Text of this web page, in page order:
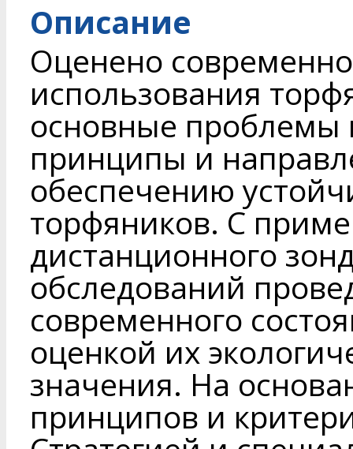
Описание
Оценено
использования
основные проблемы
принципы и
обеспечению
торфяников. С
дистанционного
обследований
современного
оценкой их
значения. На
принципов и